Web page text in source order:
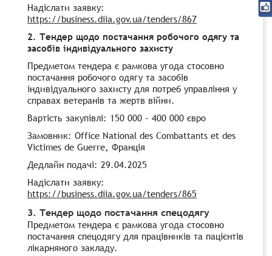
Надіслати заявку:
https://business.diia.gov.ua/tenders/867
2. Тендер щодо постачання робочого одягу та
засобів індивідуального захисту
Предметом тендера є рамкова угода стосовно
постачання робочого одягу та засобів
індивідуального захисту для потреб управління у
справах ветеранів та жертв війни.
Вартість закупівлі: 150 000 – 400 000 євро
Замовник: Office National des Combattants et des
Victimes de Guerre, Франція
Дедлайн подачі: 29.04.2025
Надіслати заявку:
https://business.diia.gov.ua/tenders/865
3. Тендер щодо постачання спецодягу
Предметом тендера є рамкова угода стосовно
постачання спецодягу для працівників та пацієнтів
лікарняного закладу.